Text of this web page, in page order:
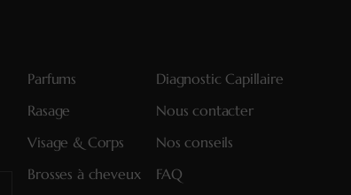
Parfums
Rasage
Visage & Corps
Brosses à cheveux
Diagnostic Capillaire
Nous contacter
Nos conseils
FAQ